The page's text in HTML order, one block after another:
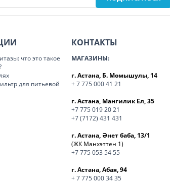
что это такое
для питьевой
КОНТАКТЫ
МАГАЗИНЫ:
г. Астана, Б. Момышулы, 14
+ 7 775 000 41 21
г. Астана, Мангилик Ел, 35
+7 775 019 20 21
+7 (7172) 431 431
г. Астана, Әнет баба, 13/1
(ЖК Манхэттен 1)
+7 775 053 54 55
г. Астана, Абая, 94
+ 7 775 000 34 35